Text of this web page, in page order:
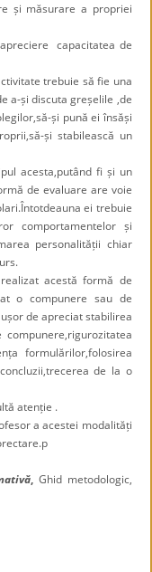
și măsurare a propriei
capacitatea de
trebuie să fie una
a-și discuta greșelile ,de
și pună ei însăși
și stabilească un
acesta,putând fi și un
de evaluare are voie
ei trebuie
comportamentelor și
personalității chiar
acestă formă de
o compunere sau de
de apreciat stabilirea
formulărilor,folosirea
de la o
atenție .
a acestei modalități
,Ghid metodologic,